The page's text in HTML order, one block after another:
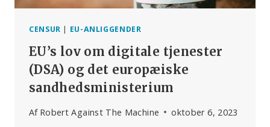
CENSUR | EU-ANLIGGENDER
EU’s lov om digitale tjenester
(DSA) og det europæiske
sandhedsministerium
Af Robert Against The Machine oktober 6, 2023